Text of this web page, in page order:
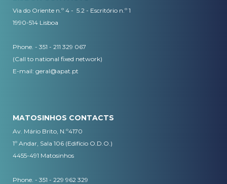
Via do Oriente n.º 4 - 5.2 - Escritório n.º 1
1990-514 Lisboa
Phone. - 351 - 211 329 067
(Call to national fixed network)
​E-mail: geral@apat.pt
MATOSINHOS CONTACTS
Av. Mário Brito, N.º4170
1º Andar, Sala 106 (Edifício O.D.O.)
4455-491 Matosinhos
Phone. - 351 - 229 962 329